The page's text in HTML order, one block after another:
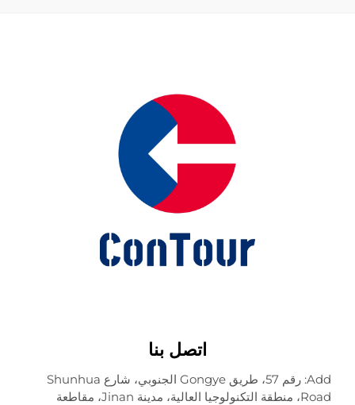
اتصل بنا
Add: رقم 57، طريق Gongye الجنوبي، شارع Shunhua
Road، منطقة التكنولوجيا العالية، مدينة Jinan، مقاطعة